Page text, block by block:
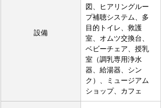
設備
図、ヒアリングルー
プ補聴システム、多
目的トイレ、救護
室、オムツ交換台、
ベビーチェア、授乳
室（調乳専用浄水
器、給湯器、シン
ク）、ミュージアム
ショップ、カフェ